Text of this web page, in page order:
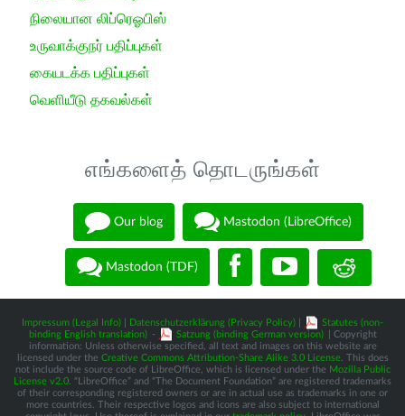
நிலையான லிப்ரெஓபிஸ்
உருவாக்குநர் பதிப்புகள்
கையடக்க பதிப்புகள்
வெளியீடு தகவல்கள்
எங்களைத் தொடருங்கள்
Our blog Mastodon (LibreOffice)
Mastodon (TDF)
Impressum (Legal Info) Datenschutzerklärung (Privacy Policy)
Statutes (non-
binding English translation) - Satzung (binding German version)
| Copyright
information: Unless otherwise specified, all text and images on this website are
licensed under the Creative Commons Attribution-Share Alike 3.0 License. This does
not include the source code of LibreOffice, which is licensed under the Mozilla Public
License v2.0 . “LibreOffice” and “The Document Foundation” are registered trademarks
of their corresponding registered owners or are in actual use as trademarks in one or
more countries. Their respective logos and icons are also subject to international